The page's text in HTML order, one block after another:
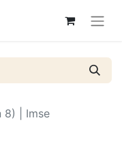
8) | Imse